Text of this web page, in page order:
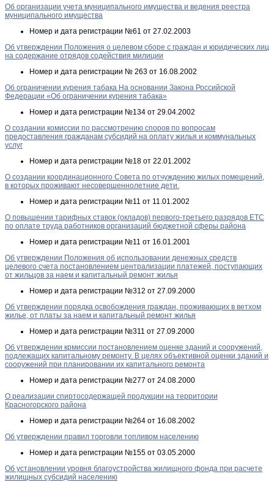
Об организации учета муниципального имущества и ведения реестра
муниципального имущества
Номер и дата регистрации №61 от 27.02.2003
Об утверждении Положения о целевом сборе с граждан и юридических лиц
на содержание отрядов содействия милиции
Номер и дата регистрации № 263 от 16.08.2002
Об ограничении курения табака На основании Закона Российской
Федерации «Об ограничении курения табака»
Номер и дата регистрации №134 от 29.04.2002
О создании комиссии по рассмотрению споров по вопросам
предоставления гражданам субсидий на оплату жилья и коммунальных
услуг
Номер и дата регистрации №18 от 22.01.2002
О создании координационного Совета по отчуждению жилых помещений,
в которых проживают несовершеннолетние дети.
Номер и дата регистрации №11 от 11.01.2002
О повышении тарифных ставок (окладов) первого-третьего разрядов ЕТС
по оплате труда работников организаций бюджетной сферы района
Номер и дата регистрации №11 от 16.01.2001
Об утверждении Положения об использовании денежных средств
целевого счета постановлением централизации платежей, поступающих
от жильцов за наем и капитальный ремонт жилья
Номер и дата регистрации №312 от 27.09.2000
Об утверждении порядка освобождения граждан, проживающих в ветхом
жилье, от платы за наем и капитальный ремонт жилья
Номер и дата регистрации №311 от 27.09.2000
Об утверждении крмиссии постановлением оценке зданий и сооружений,
подлежащих капитальному ремонту. В целях объективной оценки зданий и
сооружений при планировании их капитального ремонта
Номер и дата регистрации №277 от 24.08.2000
О реализации спиртосодержащей продукции на территории
Красногорского района
Номер и дата регистрации №264 от 16.08.2002
Об утверждении правил торговли топливом населению
Номер и дата регистрации №155 от 03.05.2000
Об установлении уровня благоустройства жилищного фонда при расчете
жилищных субсидий населению